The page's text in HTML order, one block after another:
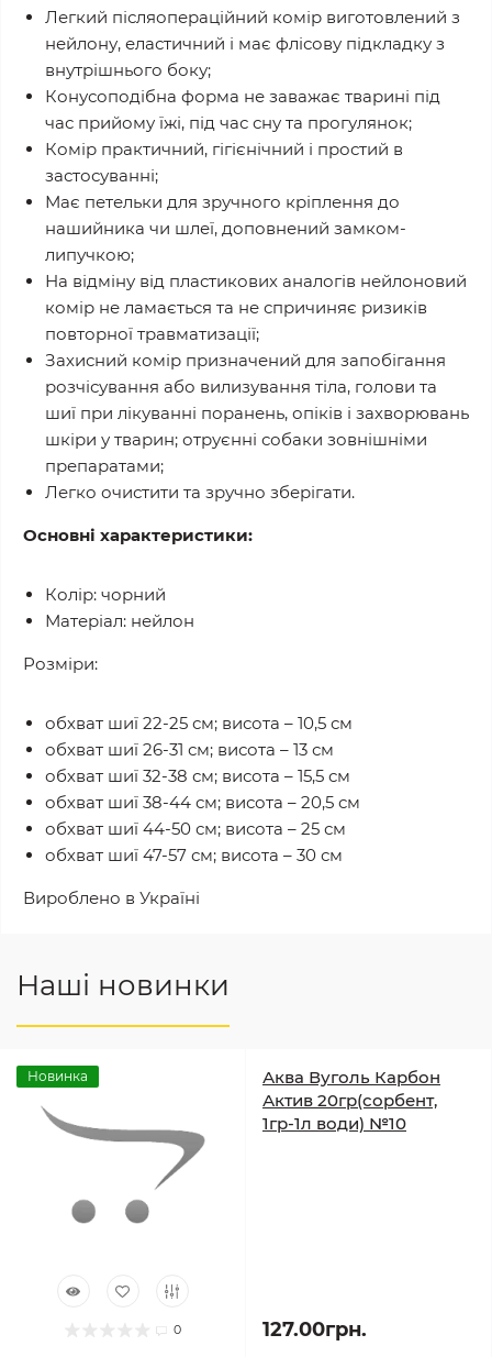
Легкий післяопераційний комір виготовлений з
нейлону, еластичний і має флісову підкладку з
внутрішнього боку;
Конусоподібна форма не заважає тварині під
час прийому їжі, під час сну та прогулянок;
Комір практичний, гігієнічний і простий в
застосуванні;
Має петельки для зручного кріплення до
нашийника чи шлеї, доповнений замком-
липучкою;
На відміну від пластикових аналогів нейлоновий
комір не ламається та не спричиняє ризиків
повторної травматизації;
Захисний комір призначений для запобігання
розчісування або вилизування тіла, голови та
шиї при лікуванні поранень, опіків і захворювань
шкіри у тварин; отруєнні собаки зовнішніми
препаратами;
Легко очистити та зручно зберігати.
Основні характеристики:
Колір: чорний
Матеріал: нейлон
Розміри:
обхват шиї 22-25 см; висота – 10,5 см
обхват шиї 26-31 см; висота – 13 см
обхват шиї 32-38 см; висота – 15,5 см
обхват шиї 38-44 см; висота – 20,5 см
обхват шиї 44-50 см; висота – 25 см
обхват шиї 47-57 см; висота – 30 см
Вироблено в Україні
Наші новинки
Новинка
0
Аква Вуголь Карбон
Актив 20гр(сорбент,
1гр-1л води) №10
127.00грн.